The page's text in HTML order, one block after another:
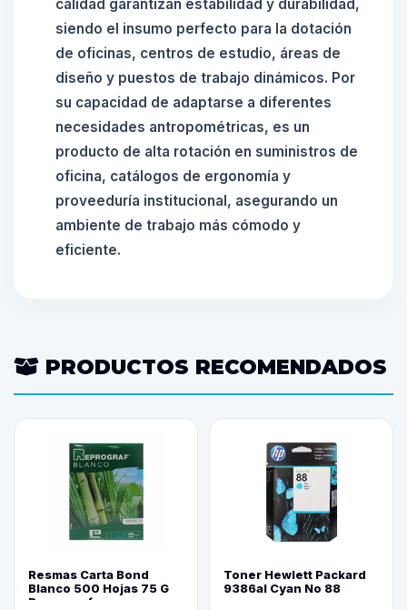
calidad garantizan estabilidad y durabilidad,
siendo el insumo perfecto para la dotación
de oficinas, centros de estudio, áreas de
diseño y puestos de trabajo dinámicos. Por
su capacidad de adaptarse a diferentes
necesidades antropométricas, es un
producto de alta rotación en suministros de
oficina, catálogos de ergonomía y
proveeduría institucional, asegurando un
ambiente de trabajo más cómodo y
eficiente.
PRODUCTOS RECOMENDADOS
Resmas Carta Bond
Blanco 500 Hojas 75 G
Reprograf.
Toner Hewlett Packard
9386al Cyan No 88